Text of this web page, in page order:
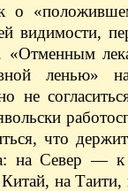
о
видимости,
«Отменным
ленью»
не
что
на Север —
на Таити,